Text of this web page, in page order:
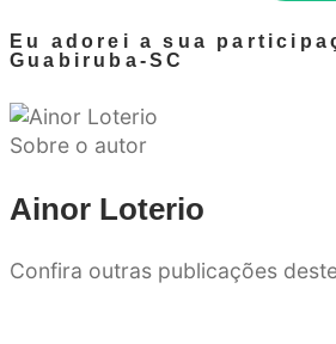
Eu adorei a sua
Guabiruba-SC
Sobre o autor
Ainor Loterio
Confira outras publicações